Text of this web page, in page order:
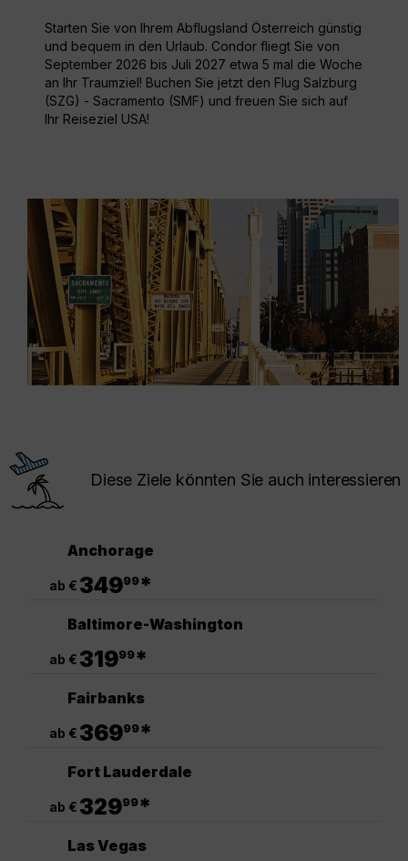
Starten Sie von Ihrem Abflugsland Österreich günstig
und bequem in den Urlaub. Condor fliegt Sie von
September 2026 bis Juli 2027 etwa 5 mal die Woche
an Ihr Traumziel! Buchen Sie jetzt den Flug Salzburg
(SZG) - Sacramento (SMF) und freuen Sie sich auf
Ihr Reiseziel USA!
Diese Ziele könnten Sie auch interessieren
Anchorage
ab € 34999*
Baltimore-Washington
ab € 31999*
Fairbanks
ab € 36999*
Fort Lauderdale
ab € 32999*
Las Vegas